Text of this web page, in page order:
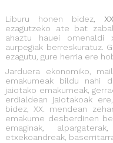
Liburu honen bidez,
ezagutzeko ate bat
ahaztu hauei
aurpegiak berreskuratuz.
ezagutu, gure herria ere
Jarduera ekonomiko,
emakumeak bildu nahi
jaiotako emakumeak,
erdialdean jaiotakoak
bidez, XX. mendean
emakume desberdinen
emaginak,
etxekoandreak,